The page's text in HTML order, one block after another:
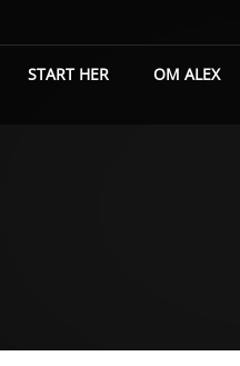
START HER OM ALEX